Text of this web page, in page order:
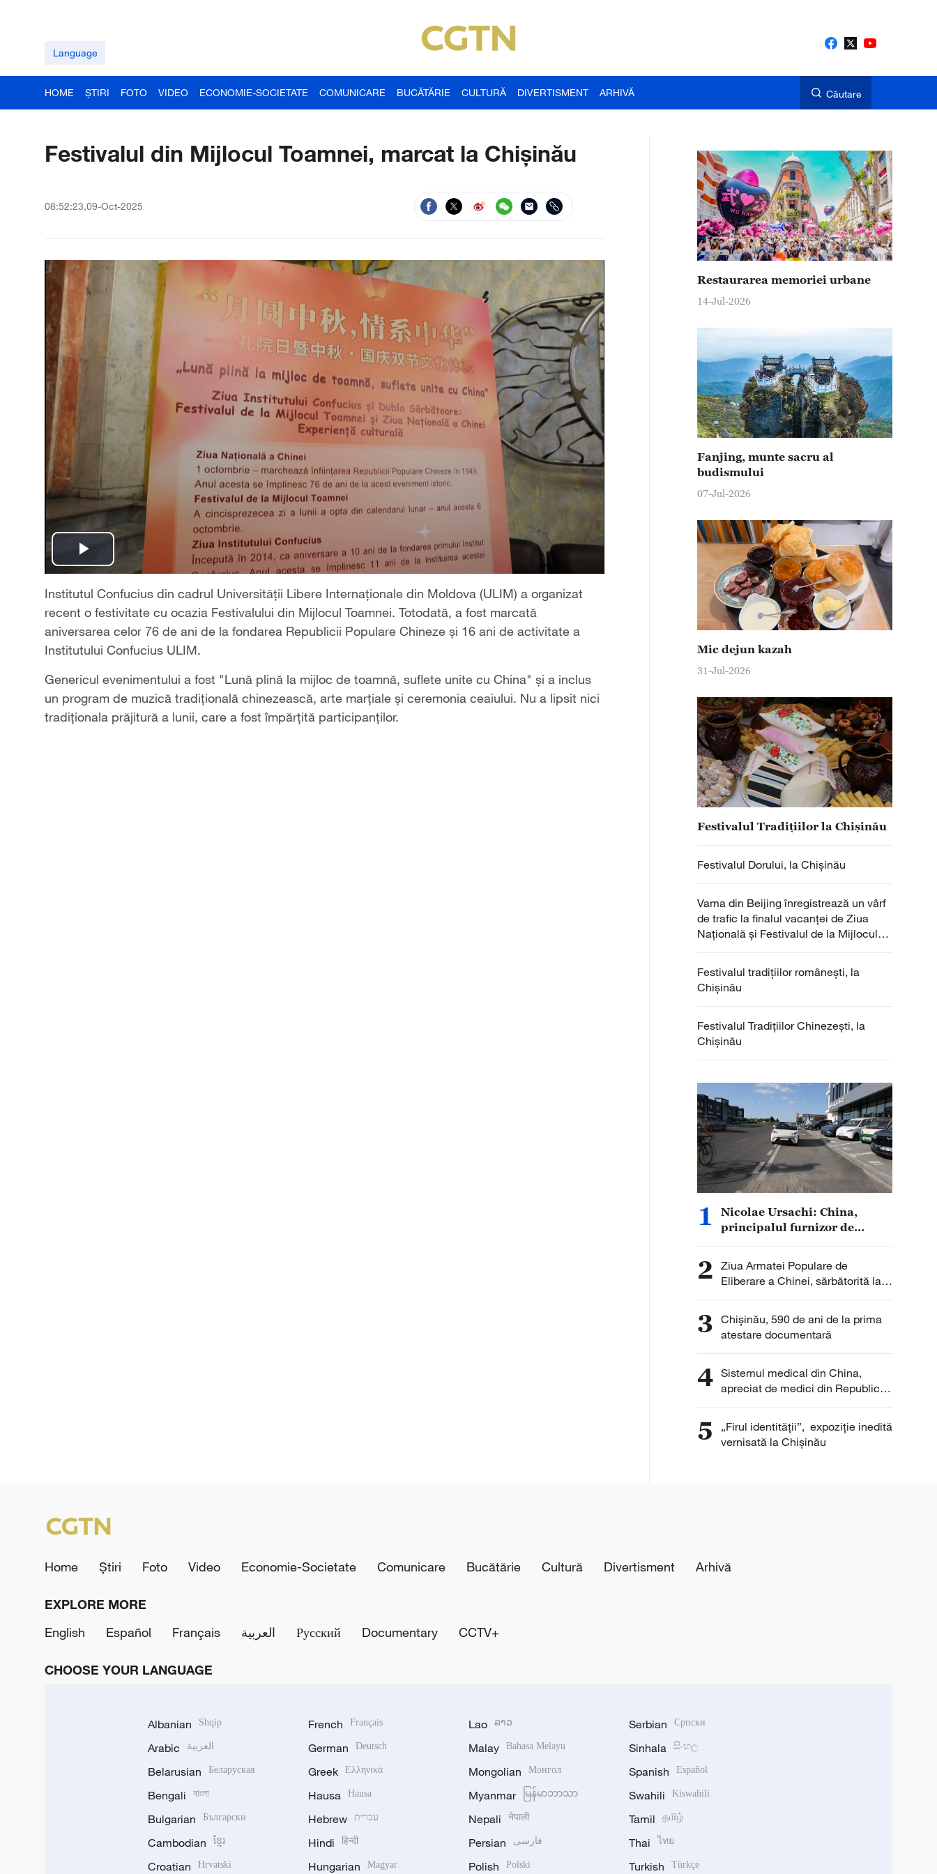
Language
HOME ȘTIRI FOTO VIDEO ECONOMIE-SOCIETATE COMUNICARE BUCĂTĂRIE CULTURĂ DIVERTISMENT ARHIVĂ Căutare
Festivalul din Mijlocul Toamnei, marcat la Chișinău
08:52:23,09-Oct-2025
Play
Video
Institutul Confucius din cadrul Universității Libere Internaționale din Moldova (ULIM) a organizat
recent o festivitate cu ocazia Festivalului din Mijlocul Toamnei. Totodată, a fost marcată
aniversarea celor 76 de ani de la fondarea Republicii Populare Chineze și 16 ani de activitate a
Institutului Confucius ULIM.
Genericul evenimentului a fost "Lună plină la mijloc de toamnă, suflete unite cu China" și a inclus
un program de muzică tradițională chinezească, arte marțiale şi ceremonia ceaiului. Nu a lipsit nici
tradiționala prăjitură a lunii, care a fost împărțită participanților.
Restaurarea memoriei urbane
14-Jul-2026
Fanjing, munte sacru al
budismului
07-Jul-2026
Mic dejun kazah
31-Jul-2026
Festivalul Tradițiilor la Chișinău
Festivalul Dorului, la Chișinău
Vama din Beijing înregistrează un vârf
de trafic la finalul vacanței de Ziua
Națională și Festivalul de la Mijlocul
Toamnei
Festivalul tradițiilor românești, la
Chișinău
Festivalul Tradițiilor Chinezești, la
Chișinău
1
Nicolae Ursachi: China,
principalul furnizor de
2 Ziua Armatei Populare de
Eliberare a Chinei, sărbătorită la
Chișinău
3 Chișinău, 590 de ani de la prima
atestare documentară
4 Sistemul medical din China,
apreciat de medici din Republica
Moldova pentru eficiență și
5
„Firul identității”, expoziție inedită
vernisată la Chișinău
Home Știri Foto Video Economie-Societate Comunicare Bucătărie Cultură Divertisment Arhivă
EXPLORE MORE
English
Español Français العربية Русский Documentary CCTV+
CHOOSE YOUR LANGUAGE
Albanian Shqip
Arabic العربية
Belarusian Беларуская
Bengali বাংলা
Bulgarian Български
Cambodian ខ្មែរ
Croatian Hrvatski
French Français
German Deutsch
Greek Ελληνικά
Hausa Hausa
Hebrew עברית
Hindi हिन्दी
Hungarian Magyar
Lao ລາວ
Malay Bahasa Melayu
Mongolian Монгол
Myanmar မြန်မာဘာသာ
Nepali नेपाली
Persian فارسی
Polish Polski
Serbian Српски
Sinhala සිංහල
Spanish Español
Swahili Kiswahili
Tamil தமிழ்
Thai ไทย
Turkish Türkçe